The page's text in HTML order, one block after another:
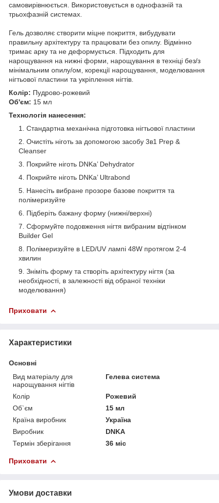
самовирівнюється. Використовується в однофазній та
трьохфазній системах.
Гель дозволяє створити міцне покриття, вибудувати
правильну архітектуру та працювати без опилу. Відмінно
тримає арку та не деформується. Підходить для
нарощування на нижні форми, нарощування в техніці без/з
мінімальним опилу/ом, корекції нарощування, моделювання
нігтьової пластини та укріплення нігтів.
Колір: Пудрово-рожевий
Об'єм: 15 мл
Технологія нанесення:
Стандартна механічна підготовка нігтьової пластини
Очистіть ніготь за допомогою засобу 3в1 Prep &
Cleanser
Покрийте ніготь DNKa’ Dehydrator
Покрийте ніготь DNKa’ Ultrabond
Нанесіть вибране прозоре базове покриття та
полімеризуйте
Підберіть бажану форму (нижні/верхні)
Сформуйте подовження нігтя вибраним відтінком
Builder Gel
Полімеризуйте в LED/UV лампі 48W протягом 2-4
хвилин
Зніміть форму та створіть архітектуру нігтя (за
необхідності, в залежності від обраної техніки
моделювання)
Приховати
Характеристики
Основні
Вид матеріалу для
нарощування нігтів
Гелева система
Колір
Рожевий
Об`єм
15 мл
Країна виробник
Україна
Виробник
DNKA
Термін зберігання
36 міс
Приховати
Умови доставки